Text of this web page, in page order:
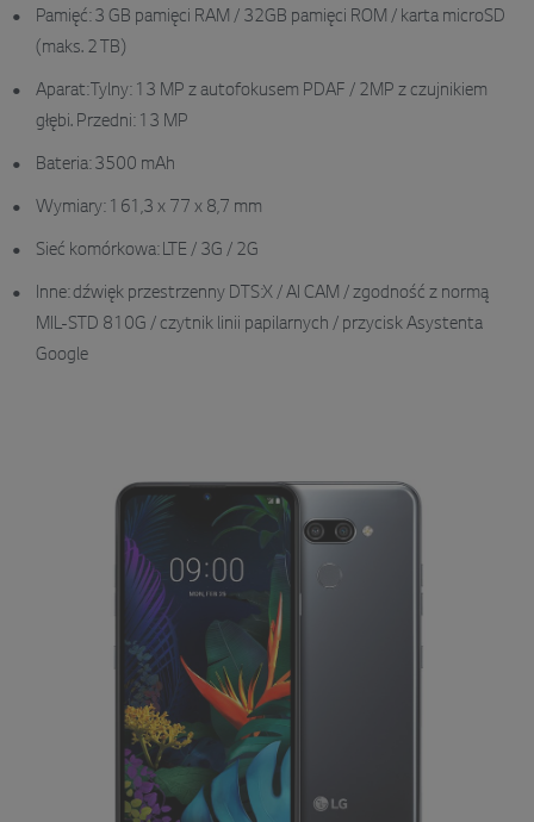
Pamięć: 3 GB pamięci RAM / 32GB pamięci ROM / karta microSD
(maks. 2 TB)
Aparat: Tylny: 13 MP z autofokusem PDAF / 2MP z czujnikiem
głębi. Przedni: 13 MP
Bateria: 3500 mAh
Wymiary: 161,3 x 77 x 8,7 mm
Sieć komórkowa: LTE / 3G / 2G
Inne: dźwięk przestrzenny DTS:X / AI CAM / zgodność z normą
MIL-STD 810G / czytnik linii papilarnych / przycisk Asystenta
Google